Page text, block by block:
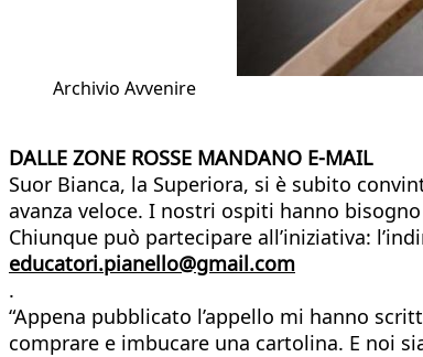
Archivio Avvenire
DALLE ZONE ROSSE MANDANO E-MAIL
Suor Bianca, la Superiora, si è subito
avanza veloce. I nostri ospiti hanno
Chiunque può partecipare all’iniziativa:
educatori.pianello@gmail.com
.
“Appena pubblicato l’appello mi hanno
comprare e imbucare una cartolina. E noi